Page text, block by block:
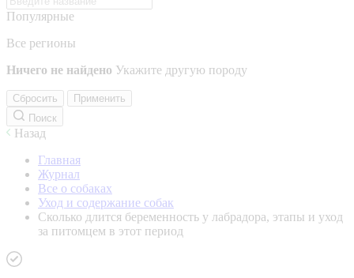
Популярные
Все регионы
Ничего не найдено Укажите другую породу
Сбросить
Применить
Поиск
Назад
Главная
Журнал
Все о собаках
Уход и содержание собак
Сколько длится беременность у лабрадора, этапы и уход
за питомцем в этот период